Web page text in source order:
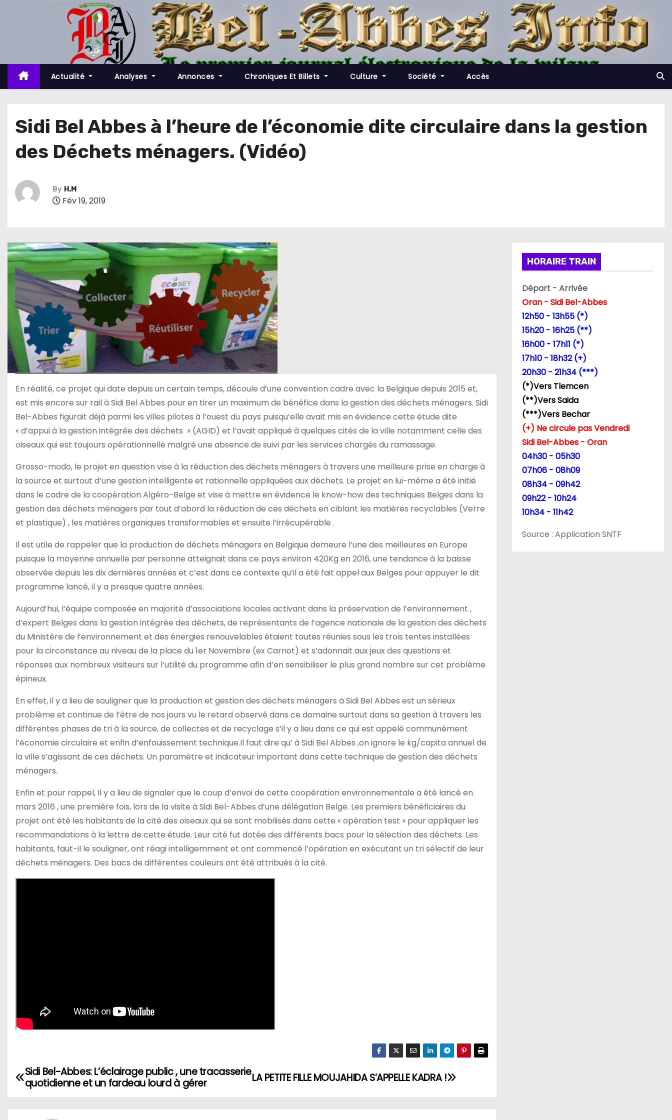
t
c
Actualité Analyses Annonces Chroniques Et Billets Culture Société Accès
Sidi Bel Abbes à l’heure de l’économie dite circulaire dans la gestion
des Déchets ménagers. (Vidéo)
By H.M
Fév 19, 2019
En réalité, ce projet qui date depuis un certain temps, découle d’une convention cadre avec la Belgique depuis 2015 et,
est mis encore sur rail à Sidi Bel Abbes pour en tirer un maximum de bénéfice dans la gestion des déchets ménagers. Sidi
Bel-Abbes figurait déjà parmi les villes pilotes à l’ouest du pays puisqu’elle avait mis en évidence cette étude dite
« d’appui à la gestion intégrée des déchets » (AGID) et l’avait appliqué à quelques cités de la ville notamment celle des
oiseaux qui est toujours opérationnelle malgré une absence de suivi par les services chargés du ramassage.
Grosso-modo, le projet en question vise à la réduction des déchets ménagers à travers une meilleure prise en charge à
la source et surtout d’une gestion intelligente et rationnelle appliquées aux déchets. Le projet en lui-même a été initié
dans le cadre de la coopération Algéro-Belge et vise à mettre en évidence le know-how des techniques Belges dans la
gestion des déchets ménagers par tout d’abord la réduction de ces déchets en ciblant les matières recyclables (Verre
et plastique) , les matières organiques transformables et ensuite l’irrécupérable .
Il est utile de rappeler que la production de déchets ménagers en Belgique demeure l’une des meilleures en Europe
puisque la moyenne annuelle par personne atteignait dans ce pays environ 420Kg en 2016, une tendance à la baisse
observée depuis les dix dernières années et c’est dans ce contexte qu’il a été fait appel aux Belges pour appuyer le dit
programme lancé, il y a presque quatre années.
Aujourd’hui, l’équipe composée en majorité d’associations locales activant dans la préservation de l’environnement ,
d’expert Belges dans la gestion intégrée des déchets, de représentants de l’agence nationale de la gestion des déchets
du Ministère de l’environnement et des énergies renouvelables étaient toutes réunies sous les trois tentes installées
pour la circonstance au niveau de la place du 1er Novembre (ex Carnot) et s’adonnait aux jeux des questions et
réponses aux nombreux visiteurs sur l’utilité du programme afin d’en sensibiliser le plus grand nombre sur cet problème
épineux.
En effet, il y a lieu de souligner que la production et gestion des déchets ménagers à Sidi Bel Abbes est un sérieux
problème et continue de l’être de nos jours vu le retard observé dans ce domaine surtout dans sa gestion à travers les
différentes phases de tri à la source, de collectes et de recyclage s’il y a lieu dans ce qui est appelé communément
l’économie circulaire et enfin d’enfouissement technique.Il faut dire qu’ à Sidi Bel Abbes ,on ignore le kg/capita annuel de
la ville s’agissant de ces déchets. Un paramètre et indicateur important dans cette technique de gestion des déchets
ménagers.
Enfin et pour rappel, Il y a lieu de signaler que le coup d’envoi de cette coopération environnementale a été lancé en
mars 2016 , une première fois, lors de la visite à Sidi Bel-Abbes d’une délégation Belge. Les premiers bénéficiaires du
projet ont été les habitants de la cité des oiseaux qui se sont mobilisés dans cette « opération test » pour appliquer les
recommandations à la lettre de cette étude. Leur cité fut dotée des différents bacs pour la sélection des déchets. Les
habitants, faut-il le souligner, ont réagi intelligemment et ont commencé l’opération en exécutant un tri sélectif de leur
déchets ménagers. Des bacs de différentes couleurs ont été attribués à la cité.
N
LA PETITE FILLE MOUJAHIDA S’APPELLE KADRA !
Sidi Bel-Abbes: L’éclairage public , une tracasserie
quotidienne et un fardeau lourd à gérer
HORAIRE TRAIN
Départ - Arrivée
Oran - Sidi Bel-Abbes
12h50 - 13h55 (*)
15h20 - 16h25 (**)
16h00 - 17h11 (*)
17h10 - 18h32 (+)
20h30 - 21h34 (***)
(*)Vers Tlemcen
(**)Vers Saida
(***)Vers Bechar
(+) Ne circule pas Vendredi
Sidi Bel-Abbes - Oran
04h30 - 05h30
07h06 - 08h09
08h34 - 09h42
09h22 - 10h24
10h34 - 11h42
Source : Application SNTF